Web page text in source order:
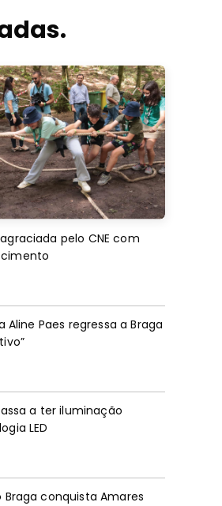
pelo CNE com
Aline Paes regressa a Braga
a ter iluminação
LED
Braga conquista Amares